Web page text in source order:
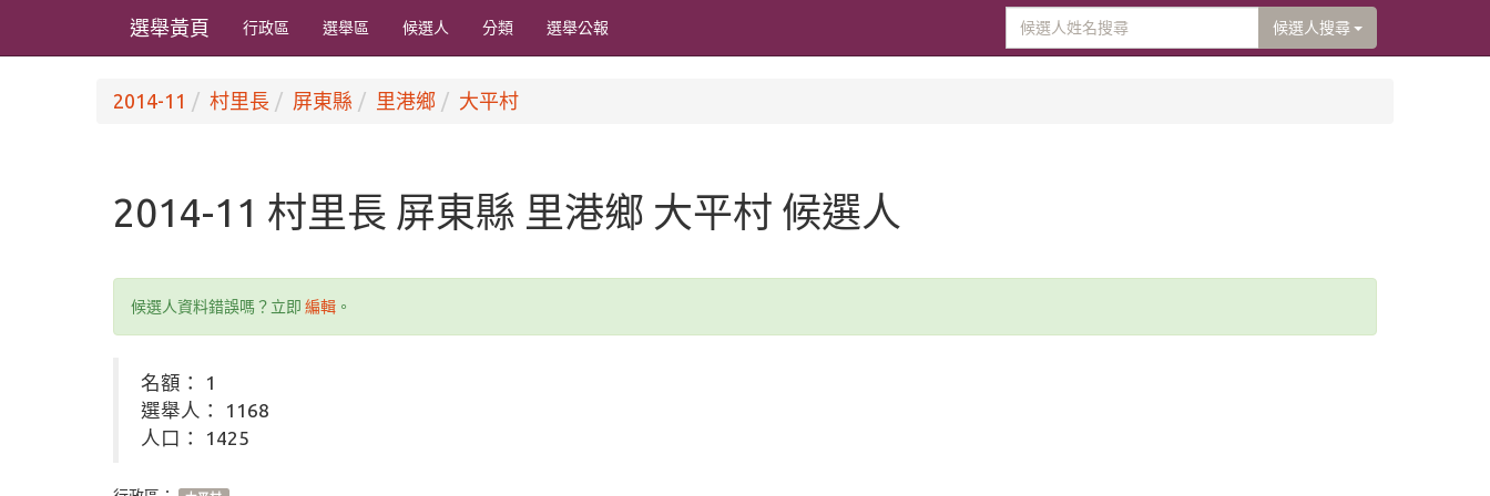
選舉黃頁 行政區 選舉區 候選人 分類 選舉公報 候選人搜尋
2014-11 村里長 屏東縣 里港鄉 大平村
2014-11 村里長 屏東縣 里港鄉 大平村 候選人
候選人資料錯誤嗎？立即 編輯 。
名額： 1
選舉人： 1168
人口： 1425